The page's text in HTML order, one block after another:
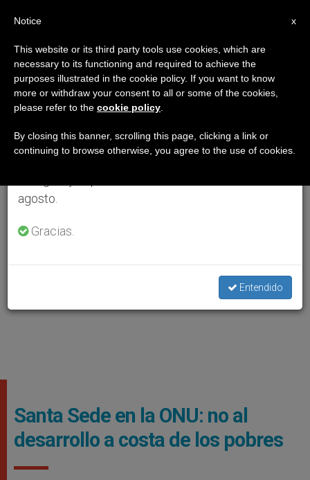
Santa Sede en la ONU: no al
desarrollo a costa de los pobres
×
Aviso importante
Del 27 de julio al 7 de agosto haremos la pausa
anual, aprovechando que en el periodo de verano
se generan menos informaciones y también el
agosto.
Gracias.
Entendido
x
Notice
This website or its third party tools use cookies, which are
necessary to its functioning and required to achieve the
purposes illustrated in the cookie policy. If you want to know
more or withdraw your consent to all or some of the cookies,
please refer to the cookie policy
By closing this banner, scrolling this page, clicking a link or
continuing to browse otherwise, you agree to the use of cookies.